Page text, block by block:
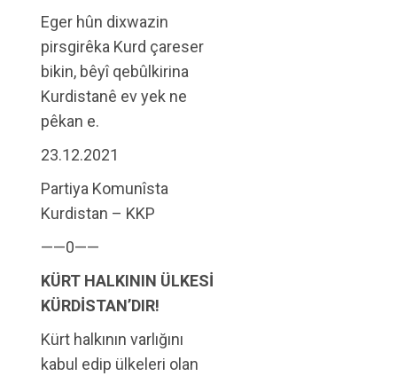
Eger hûn dixwazin
pirsgirêka Kurd çareser
bikin, bêyî qebûlkirina
Kurdistanê ev yek ne
pêkan e.
23.12.2021
Partiya Komunîsta
Kurdistan – KKP
——0——
KÜRT HALKININ ÜLKESİ
KÜRDİSTAN’DIR!
Kürt halkının varlığını
kabul edip ülkeleri olan